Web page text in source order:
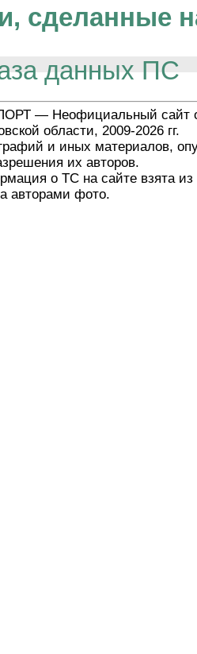
сделанные
данных ПС
— Неофициальный сайт
области, 2009-2026 гг.
и иных материалов,
их авторов.
о ТС на сайте взята из
авторами фото.